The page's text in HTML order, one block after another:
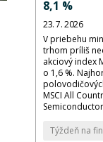
8,1 %
23. 7. 2026
V priebehu
trhom príliš
akciový index
o 1,6 %.
MSCI All
Týždeň na